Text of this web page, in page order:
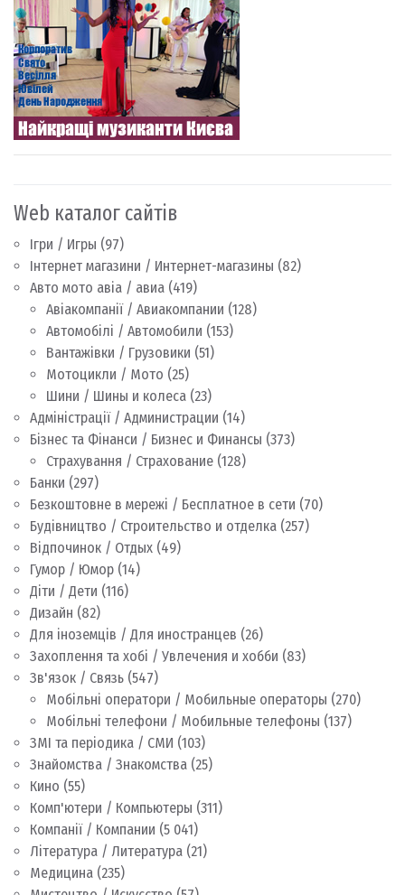
Web каталог сайтів
Ігри / Игры (97)
Інтернет магазини / Интернет-магазины (82)
Авто мото авіа / авиа (419)
Авіакомпанії / Авиакомпании (128)
Автомобілі / Автомобили (153)
Вантажівки / Грузовики (51)
Мотоцикли / Мото (25)
Шини / Шины и колеса (23)
Адміністрації / Администрации (14)
Бізнес та Фінанси / Бизнес и Финансы (373)
Страхування / Страхование (128)
Банки (297)
Безкоштовне в мережі / Бесплатное в сети (70)
Будівництво / Строительство и отделка (257)
Відпочинок / Отдых (49)
Гумор / Юмор (14)
Діти / Дети (116)
Дизайн (82)
Для іноземців / Для иностранцев (26)
Захоплення та хобі / Увлечения и хобби (83)
Зв'язок / Связь (547)
Мобільні оператори / Мобильные операторы (270)
Мобільні телефони / Мобильные телефоны (137)
ЗМІ та періодика / СМИ (103)
Знайомства / Знакомства (25)
Кино (55)
Комп'ютери / Компьютеры (311)
Компанії / Компании (5 041)
Література / Литература (21)
Медицина (235)